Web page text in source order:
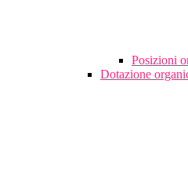
Posizioni
Dotazione